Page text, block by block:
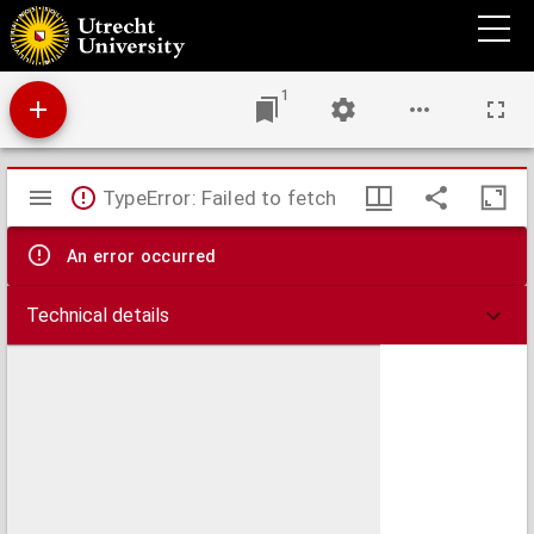
Beknopt en kortbondig uittreksel, bestaande in allerley geneesmiddelen voor allerley
ongemakken der paerden
1
Mirador
viewer
TypeError: Failed to fetch
An error occurred
Technical details